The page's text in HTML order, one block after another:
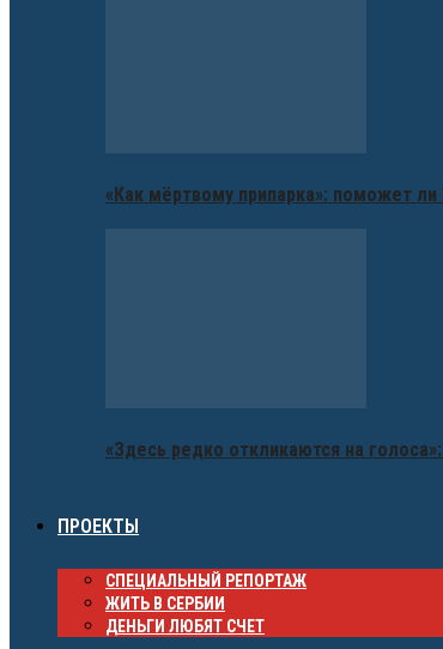
«Как мёртвому припарка»: поможет ли
«Здесь редко откликаются на
ПРОЕКТЫ
СПЕЦИАЛЬНЫЙ РЕПОРТАЖ
ЖИТЬ В СЕРБИИ
ДЕНЬГИ ЛЮБЯТ СЧЕТ